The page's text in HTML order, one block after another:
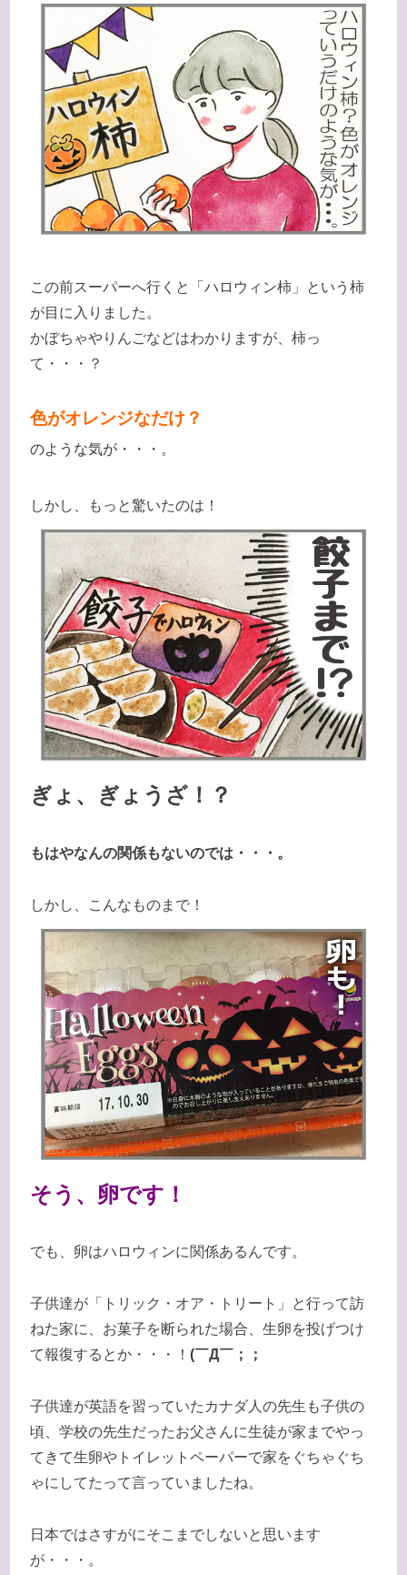
この前スーパーへ行くと「ハロウィン柿」という柿
が目に入りました。
かぼちゃやりんごなどはわかりますが、柿っ
て・・・？
色がオレンジなだけ？
のような気が・・・。
しかし、もっと驚いたのは！
ぎょ、ぎょうざ！？
もはやなんの関係もないのでは・・・。
しかし、こんなものまで！
そう、卵です！
でも、卵はハロウィンに関係あるんです。
子供達が「トリック・オア・トリート」と行って訪
ねた家に、お菓子を断られた場合、生卵を投げつけ
て報復するとか・・・！ (￣Д￣；；
子供達が英語を習っていたカナダ人の先生も子供の
頃、学校の先生だったお父さんに生徒が家までやっ
てきて生卵やトイレットペーパーで家をぐちゃぐち
ゃにしてたって言っていましたね。
日本ではさすがにそこまでしないと思います
が・・・。